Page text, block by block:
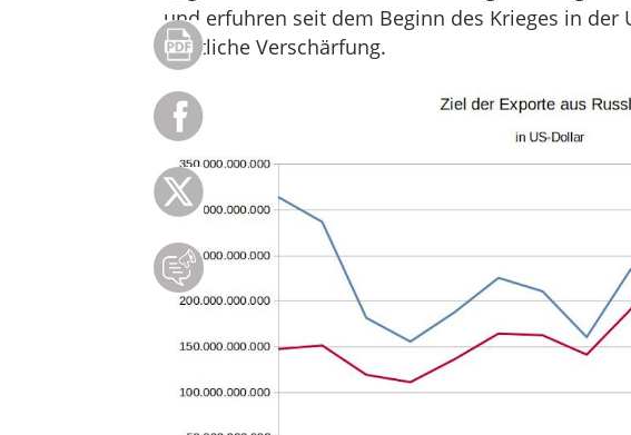
und erfuhren seit dem Beginn des Krieges in der
deutliche Verschärfung.